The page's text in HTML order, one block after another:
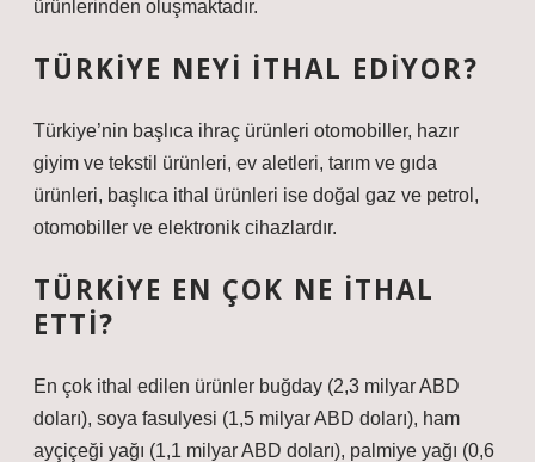
ürünlerinden oluşmaktadır.
TÜRKIYE NEYI ITHAL EDIYOR?
Türkiye’nin başlıca ihraç ürünleri otomobiller, hazır
giyim ve tekstil ürünleri, ev aletleri, tarım ve gıda
ürünleri, başlıca ithal ürünleri ise doğal gaz ve petrol,
otomobiller ve elektronik cihazlardır.
TÜRKIYE EN ÇOK NE ITHAL
ETTI?
En çok ithal edilen ürünler buğday (2,3 milyar ABD
doları), soya fasulyesi (1,5 milyar ABD doları), ham
ayçiçeği yağı (1,1 milyar ABD doları), palmiye yağı (0,6